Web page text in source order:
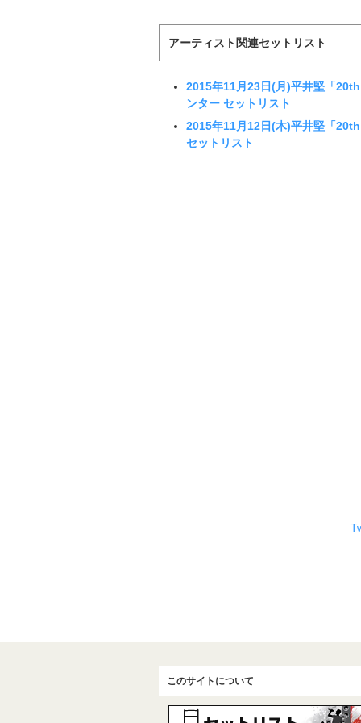
アーティスト関連セットリスト
2015年11月23日(月)平井堅「
ンター セットリスト
2015年11月12日(木)平井堅「
セットリスト
このサイトについて